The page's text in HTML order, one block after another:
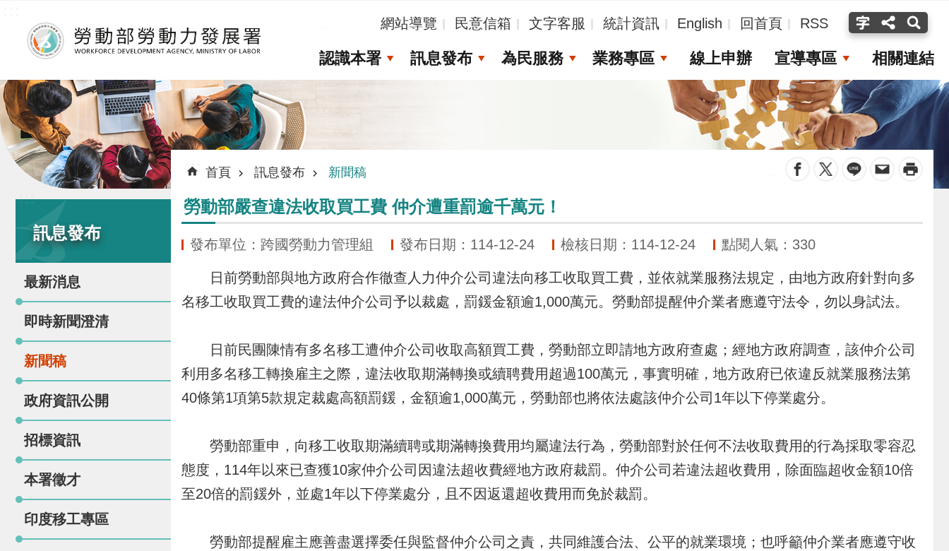
網站導覽 民意信箱 文字客服 統計資訊 English 回首頁 RSS
認識本署 訊息發布 為民服務 業務專區 線上申辦 宣導專區 相關連結
:::
訊息發布
最新消息
即時新聞澄清
新聞稿
政府資訊公開
招標資訊
本署徵才
印度移工專區
::: 首頁 訊息發布 新聞稿
勞動部嚴查違法收取買工費 仲介遭重罰逾千萬元！
發布單位：跨國勞動力管理組 發布日期：114-12-24 檢核日期：114-12-24 點閱人氣：330
日前勞動部與地方政府合作徹查人力仲介公司違法向移工收取買工費，並依就業服務法規定，由地方政府針對向多
名移工收取買工費的違法仲介公司予以裁處，罰鍰金額逾1,000萬元。勞動部提醒仲介業者應遵守法令，勿以身試法。
日前民團陳情有多名移工遭仲介公司收取高額買工費，勞動部立即請地方政府查處；經地方政府調查，該仲介公司
利用多名移工轉換雇主之際，違法收取期滿轉換或續聘費用超過100萬元，事實明確，地方政府已依違反就業服務法第
40條第1項第5款規定裁處高額罰鍰，金額逾1,000萬元，勞動部也將依法處該仲介公司1年以下停業處分。
勞動部重申，向移工收取期滿續聘或期滿轉換費用均屬違法行為，勞動部對於任何不法收取費用的行為採取零容忍
態度，114年以來已查獲10家仲介公司因違法超收費經地方政府裁罰。仲介公司若違法超收費用，除面臨超收金額10倍
至20倍的罰鍰外，並處1年以下停業處分，且不因返還超收費用而免於裁罰。
勞動部提醒雇主應善盡選擇委任與監督仲介公司之責，共同維護合法、公平的就業環境；也呼籲仲介業者應遵守收